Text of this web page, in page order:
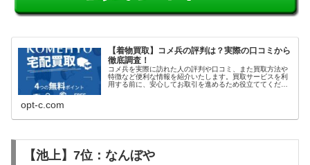
【着物買取】コメ兵の評判は？実際の口コミから
徹底調査！
コメ兵を実際に訪れた人の評判や口コミ、また買取方法や
特徴など便利な情報を紹介いたします。買取サービスを利
用する前に、安心してお取引を進めるため役立ててくださ
opt-c.com
【池上】7位：なんぼや